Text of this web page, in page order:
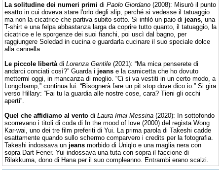
La solitudine dei numeri primi di Paolo Giordano (2008): Misurò il punto
esatto in cui doveva stare l'orlo degli slip, perché si vedesse il tatuaggio
ma non la cicatrice che partiva subito sotto. Si infilò un paio di jeans , una
T-shirt e una felpa abbastanza larga da coprire tutto quanto, il tatuaggio, la
cicatrice e le sporgenze dei suoi fianchi, poi uscì dal bagno, per
raggiungere Soledad in cucina e guardarla cucinare il suo speciale dolce
alla cannella.
Le piccole libertà di Lorenza Gentile (2021): “Ma mica penserete di
andarci conciati così?” Guarda i jeans e la camicetta che ho dovuto
mettermi oggi, in mancanza di meglio. “Ci si va vestiti in un certo modo, a
Longchamp,” continua lui. “Bisognerà fare un pit stop dove dico io.” Si gira
verso Hillary: “Fai tu la guardia alle nostre cose, cara? Tieni gli occhi
aperti”.
Quel che affidiamo al vento di Laura Imai Messina (2020): In sottofondo
scorrevano i titoli di coda di In the mood of love (2000) del regista Wong
Kar-wai, uno dei tre film preferiti di Yui. La prima parola di Takeshi cadde
esattamente quando sullo schermo comparvero i credits per la fotografia.
Takeshi indossava un jeans morbido di Uniqlo e una maglia nera con
sopra Dart Fener. Yui indossava una tuta con sopra il faccione di
Rilakkuma, dono di Hana per il suo compleanno. Entrambi erano scalzi.